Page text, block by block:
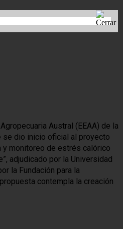
Austral (EEAA) de la
se dio inicio oficial al proyecto
y monitoreo de estrés calórico
adjudicado por la Universidad
la Fundación para la
contempla la creación